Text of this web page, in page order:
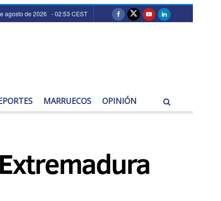
agosto de 2026 - 02:53 CEST
MARRUECOS OPINIÓN